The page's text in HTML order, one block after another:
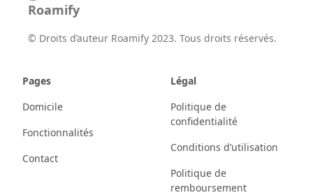
Roamify
© Droits d’auteur Roamify 2023. Tous droits réservés.
Pages
Domicile
Fonctionnalités
Contact
Légal
Politique de
confidentialité
Conditions d’utilisation
Politique de
remboursement